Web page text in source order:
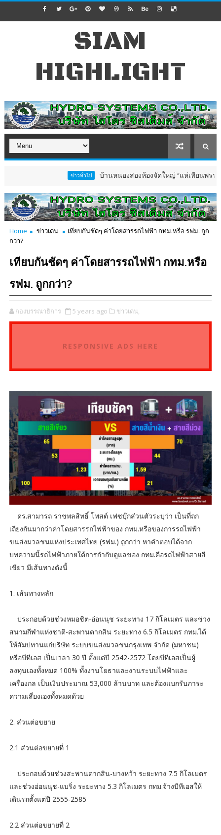
SIAM
HIGHLIGHT
บ้านหนองสองห้องจัดใหญ่ “แห่เทียนพรรษา–ผ้าป่าซ
Home ข่าวเด่น
เทียบกันชัดๆ ค่าโดยสารรถไฟฟ้า กทม.หรือ รฟม. ถูก
กว่า?
เทียบกันชัดๆ ค่าโดยสารรถไฟฟ้า กทม.หรือ
รฟม. ถูกกว่า?
กองบรรณาธิการ 5 years ago ข่าวเด่น,
RESPONSIVE ADS HERE
ดร.สามารถ ราชพลสิทธิ์ โพสต์ เฟซบุ๊กส่วนตัวระบุว่า เป็นที่ถก
เถียงกันมากว่าค่าโดยสารรถไฟฟ้าของ กทม.หรือของการรถไฟฟ้า
ขนส่งมวลชนแห่งประเทศไทย (รฟม.) ถูกกว่า หาคำตอบได้จาก
บทความนี้รถไฟฟ้าภายใต้การกำกับดูแลของ กทม.คือรถไฟฟ้าสายสี
เขียว มีเส้นทางดังนี้
1. เส้นทางหลัก
ประกอบด้วยช่วงหมอชิต-อ่อนนุช ระยะทาง 17 กิโลเมตร และช่วง
สนามกีฬาแห่งชาติ-สะพานตากสิน ระยะทาง 6.5 กิโลเมตร กทม.ได้
ให้สัมปทานแก่บริษัท ระบบขนส่งมวลชนกรุงเทพ จำกัด (มหาชน)
หรือบีทีเอส เป็นเวลา 30 ปี ตั้งแต่ปี 2542-2572 โดยบีทีเอสเป็นผู้
ลงทุนเองทั้งหมด 100% ทั้งงานโยธาและงานระบบไฟฟ้าและ
เครื่องกล เป็นเงินประมาณ 53,000 ล้านบาท และต้องแบกรับภาระ
ความเสี่ยงเองทั้งหมดด้วย
2. ส่วนต่อขยาย
2.1 ส่วนต่อขยายที่ 1
ประกอบด้วยช่วงสะพานตากสิน-บางหว้า ระยะทาง 7.5 กิโลเมตร
และช่วงอ่อนนุช-แบริ่ง ระยะทาง 5.3 กิโลเมตร กทม.จ้างบีทีเอสให้
เดินรถตั้งแต่ปี 2555-2585
2.2 ส่วนต่อขยายที่ 2